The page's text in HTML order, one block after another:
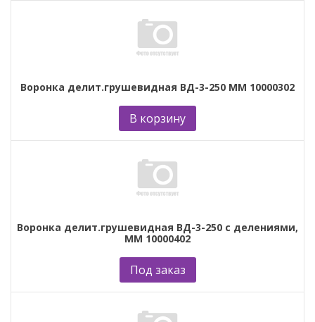
Воронка делит.грушевидная ВД-3-250 ММ 10000302
В корзину
Воронка делит.грушевидная ВД-3-250 с делениями,
ММ 10000402
Под заказ